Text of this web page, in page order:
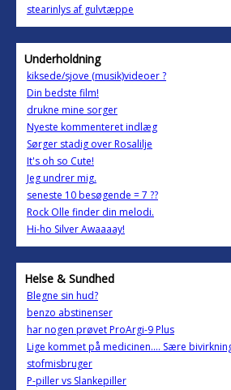
stearinlys af gulvtæppe
Underholdning
kiksede/sjove (musik)videoer ?
Din bedste film!
drukne mine sorger
Nyeste kommenteret indlæg
Sørger stadig over Rosalilje
It's oh so Cute!
Jeg undrer mig.
seneste 10 besøgende = 7 ??
Rock Olle finder din melodi.
Hi-ho Silver Awaaaay!
Helse & Sundhed
Blegne sin hud?
benzo abstinenser
har nogen prøvet ProArgi-9 Plus
Lige kommet på medicinen.... Sære
stofmisbruger
P-piller vs Slankepiller